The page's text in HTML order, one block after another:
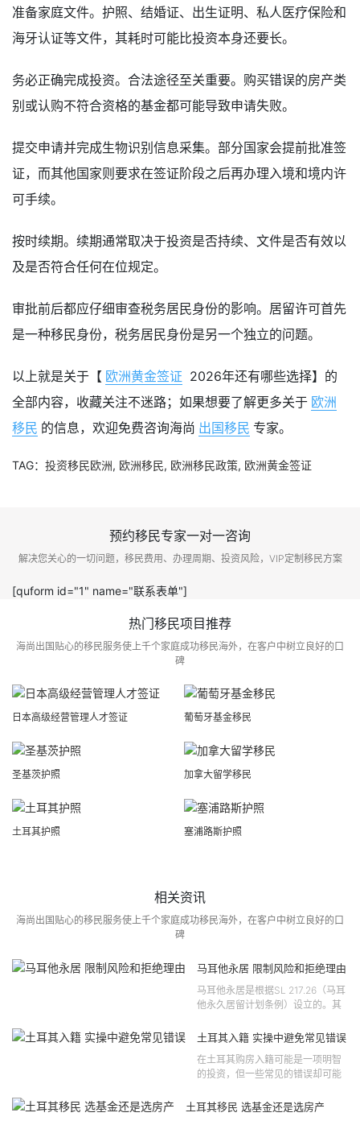
准备家庭文件。护照、结婚证、出生证明、私人医疗保险和
海牙认证等文件，其耗时可能比投资本身还要长。
务必正确完成投资。合法途径至关重要。购买错误的房产类
别或认购不符合资格的基金都可能导致申请失败。
提交申请并完成生物识别信息采集。部分国家会提前批准签
证，而其他国家则要求在签证阶段之后再办理入境和境内许
可手续。
按时续期。续期通常取决于投资是否持续、文件是否有效以
及是否符合任何在位规定。
审批前后都应仔细审查税务居民身份的影响。居留许可首先
是一种移民身份，税务居民身份是另一个独立的问题。
以上就是关于【 欧洲黄金签证 2026年还有哪些选择】的
全部内容，收藏关注不迷路；如果想要了解更多关于 欧洲
移民 的信息，欢迎免费咨询海尚 出国移民 专家。
TAG： 投资移民欧洲, 欧洲移民, 欧洲移民政策, 欧洲黄金签证
预约移民专家一对一咨询
解决您关心的一切问题，移民费用、办理周期、投资风险，VIP定制移民方案
[quform id="1" name="联系表单"]
热门移民项目推荐
海尚出国贴心的移民服务使上千个家庭成功移民海外，在客户中树立良好的口
碑
日本高级经营管理人才签证 葡萄牙基金移民
圣基茨护照 加拿大留学移民
土耳其护照 塞浦路斯护照
相关资讯
海尚出国贴心的移民服务使上千个家庭成功移民海外，在客户中树立良好的口
碑
马耳他永居 限制风险和拒绝理由
马耳他永居是根据SL 217.26（马耳
他永久居留计划条例）设立的。其
121 号法律公告，并随后根据2024
土耳其入籍 实操中避免常见错误
在土耳其购房入籍可能是一项明智
的投资，但一些常见的错误却可能
失。许多投资者轻信营销宣传或不
土耳其移民 选基金还是选房产